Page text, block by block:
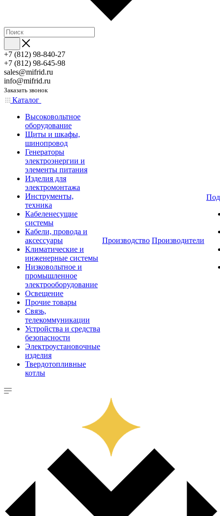
+7 (812) 98-840-27
+7 (812) 98-645-98
sales@mifrid.ru
info@mifrid.ru
Заказать звонок
Каталог
Высоковольтное
оборудование
Щиты и шкафы,
шинопровод
Генераторы
электроэнергии и
элементы питания
Изделия для
электромонтажа
Инструменты,
техника
Кабеленесущие
системы
Кабели, провода и
аксессуары
Климатические и
инженерные системы
Низковольтное и
промышленное
электрооборудование
Освещение
Прочие товары
Связь,
телекоммуникации
Устройства и средства
безопасности
Электроустановочные
изделия
Твердотопливные
котлы
Производство Производители